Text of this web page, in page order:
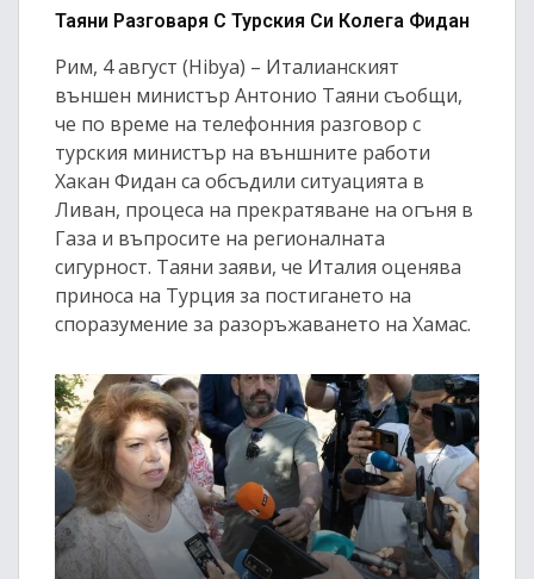
Таяни Разговаря С Турския Си Колега Фидан
Рим, 4 август (Hibya) – Италианският
външен министър Антонио Таяни съобщи,
че по време на телефонния разговор с
турския министър на външните работи
Хакан Фидан са обсъдили ситуацията в
Ливан, процеса на прекратяване на огъня в
Газа и въпросите на регионалната
сигурност. Таяни заяви, че Италия оценява
приноса на Турция за постигането на
споразумение за разоръжаването на Хамас.